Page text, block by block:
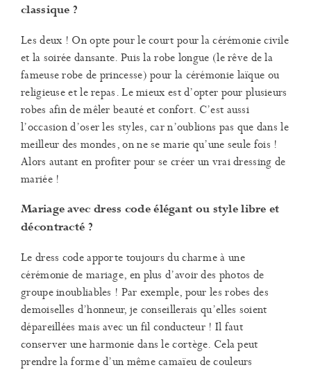
classique ?
Les deux ! On opte pour le court pour la cérémonie civile
et la soirée dansante. Puis la robe longue (le rêve de la
fameuse robe de princesse) pour la cérémonie laïque ou
religieuse et le repas. Le mieux est d’opter pour plusieurs
robes afin de mêler beauté et confort. C’est aussi
l’occasion d’oser les styles, car n’oublions pas que dans le
meilleur des mondes, on ne se marie qu’une seule fois !
Alors autant en profiter pour se créer un vrai dressing de
mariée !
Mariage avec dress code élégant ou style libre et
décontracté ?
Le dress code apporte toujours du charme à une
cérémonie de mariage, en plus d’avoir des photos de
groupe inoubliables ! Par exemple, pour les robes des
demoiselles d’honneur, je conseillerais qu’elles soient
dépareillées mais avec un fil conducteur ! Il faut
conserver une harmonie dans le cortège. Cela peut
prendre la forme d’un même camaïeu de couleurs